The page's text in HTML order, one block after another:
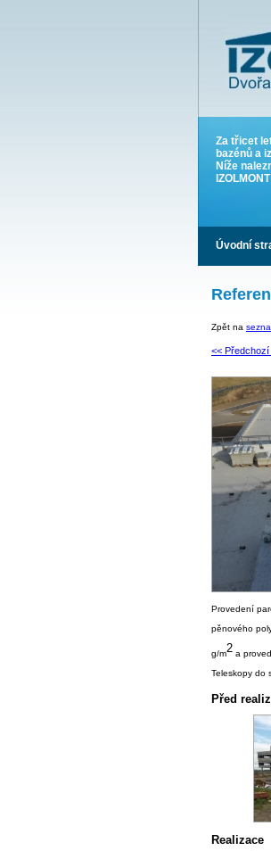
Za třicet
bazénů a
Níže
Úvodní
Zpět na
<<
Provedení
pěnového
g/m2 a
Teleskopy do
Před
Realizace